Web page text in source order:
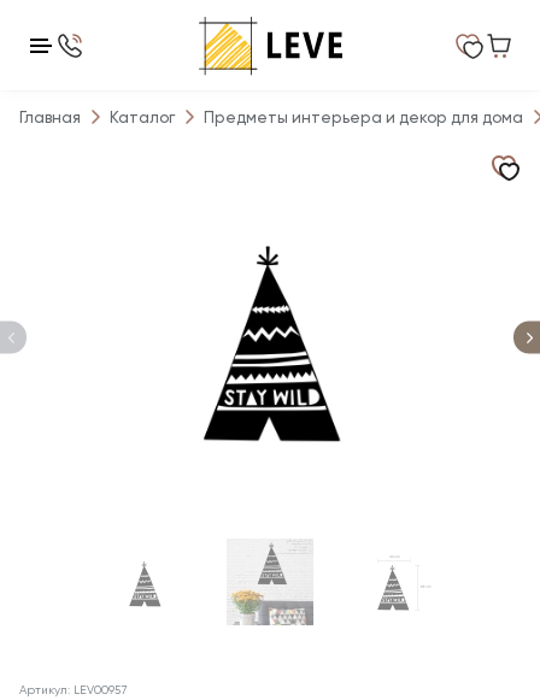
Главная Каталог Предметы интерьера и декор для дома
Артикул: LEV00957